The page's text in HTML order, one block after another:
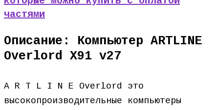
частями
Описание: Компьютер ARTLINE
Overlord X91 v27
A R T L I N E Overlord это
высокопроизводительные компьютеры